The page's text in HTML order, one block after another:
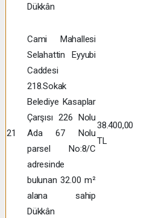
Dükkân
21
Cami Mahallesi
Selahattin Eyyubi
Caddesi
218.Sokak
Belediye Kasaplar
Çarşısı 226 Nolu
Ada 67 Nolu
parsel No:8/C
adresinde
bulunan 32.00 m²
alana sahip
Dükkân
38.400,00
TL